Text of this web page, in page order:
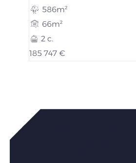
586m²
66m²
2 c.
185 747 €
Vous êtes